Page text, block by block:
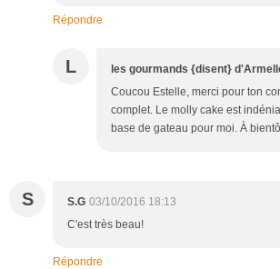
Répondre
L les gourmands {disent}
Coucou Estelle, merci pour ton
complet. Le molly cake est
base de gateau pour moi. À
S S.G 03/10/2016 18:13
C'est très beau!
Répondre